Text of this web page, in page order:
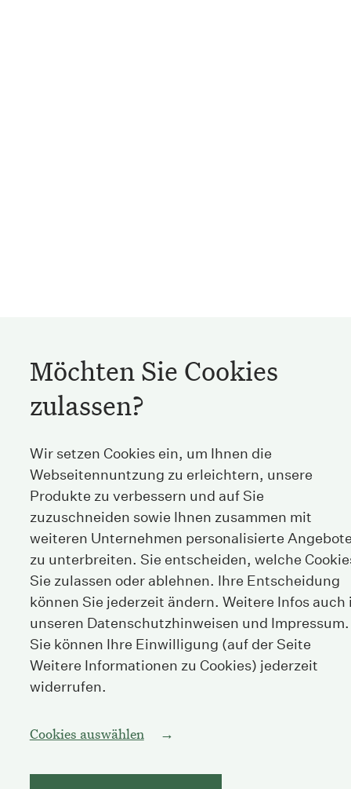
Möchten Sie Cookies
zulassen?
Wir setzen Cookies ein, um Ihnen die
Webseitennuntzung zu erleichtern, unsere
Produkte zu verbessern und auf Sie
zuzuschneiden sowie Ihnen zusammen mit
weiteren Unternehmen personalisierte
zu unterbreiten. Sie entscheiden, welche
Sie zulassen oder ablehnen. Ihre Entscheidung
können Sie jederzeit ändern. Weitere Infos auch
unseren Datenschutzhinweisen und Impressum.
Sie können Ihre Einwilligung (auf der Seite
Weitere Informationen zu Cookies) jederzeit
widerrufen.
Cookies auswählen